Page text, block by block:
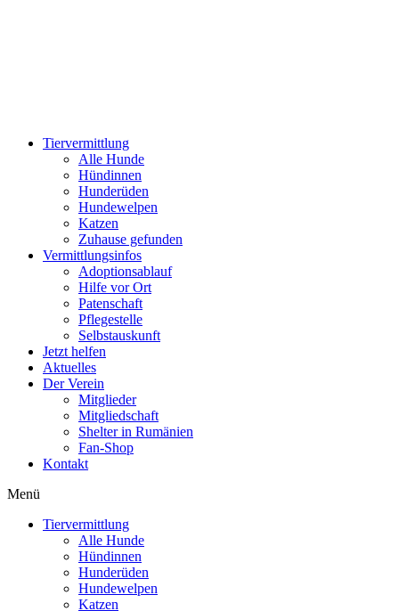
Tiervermittlung
Alle Hunde
Hündinnen
Hunderüden
Hundewelpen
Katzen
Zuhause gefunden
Vermittlungsinfos
Adoptionsablauf
Hilfe vor Ort
Patenschaft
Pflegestelle
Selbstauskunft
Jetzt helfen
Aktuelles
Der Verein
Mitglieder
Mitgliedschaft
Shelter in Rumänien
Fan-Shop
Kontakt
Menü
Tiervermittlung
Alle Hunde
Hündinnen
Hunderüden
Hundewelpen
Katzen